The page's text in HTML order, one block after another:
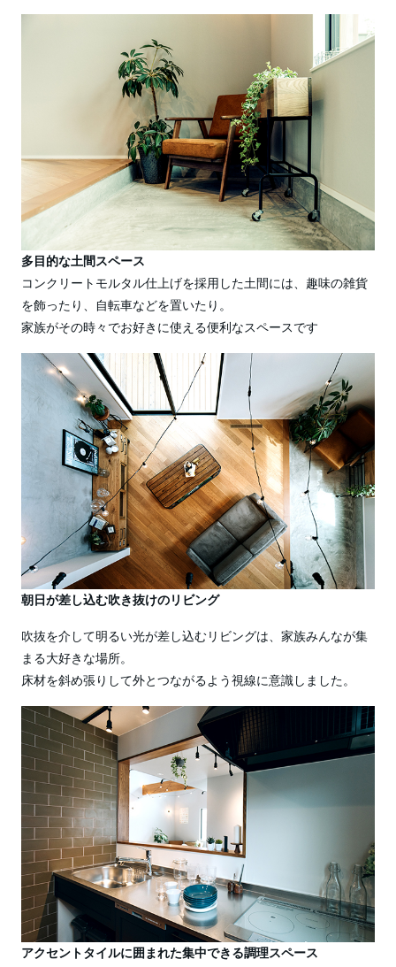
多目的な土間スペース
コンクリートモルタル仕上げを採用した土間には、趣味の雑貨
を飾ったり、自転車などを置いたり。
家族がその時々でお好きに使える便利なスペースです
朝日が差し込む吹き抜けのリビング
吹抜を介して明るい光が差し込むリビングは、家族みんなが集
まる大好きな場所。
床材を斜め張りして外とつながるよう視線に意識しました。
アクセントタイルに囲まれた集中できる調理スペース